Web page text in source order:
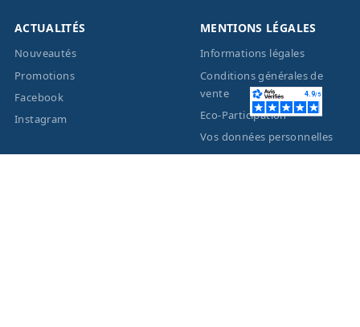
ACTUALITÉS
Nouveautés
Promotions
Facebook
Instagram
MENTIONS LÉGALES
Informations légales
Conditions générales de
vente
Eco-Participation
Vos données personnelles